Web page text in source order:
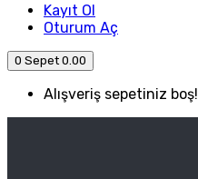
Kayıt Ol
Oturum Aç
0 Sepet 0.00
Alışveriş sepetiniz boş!